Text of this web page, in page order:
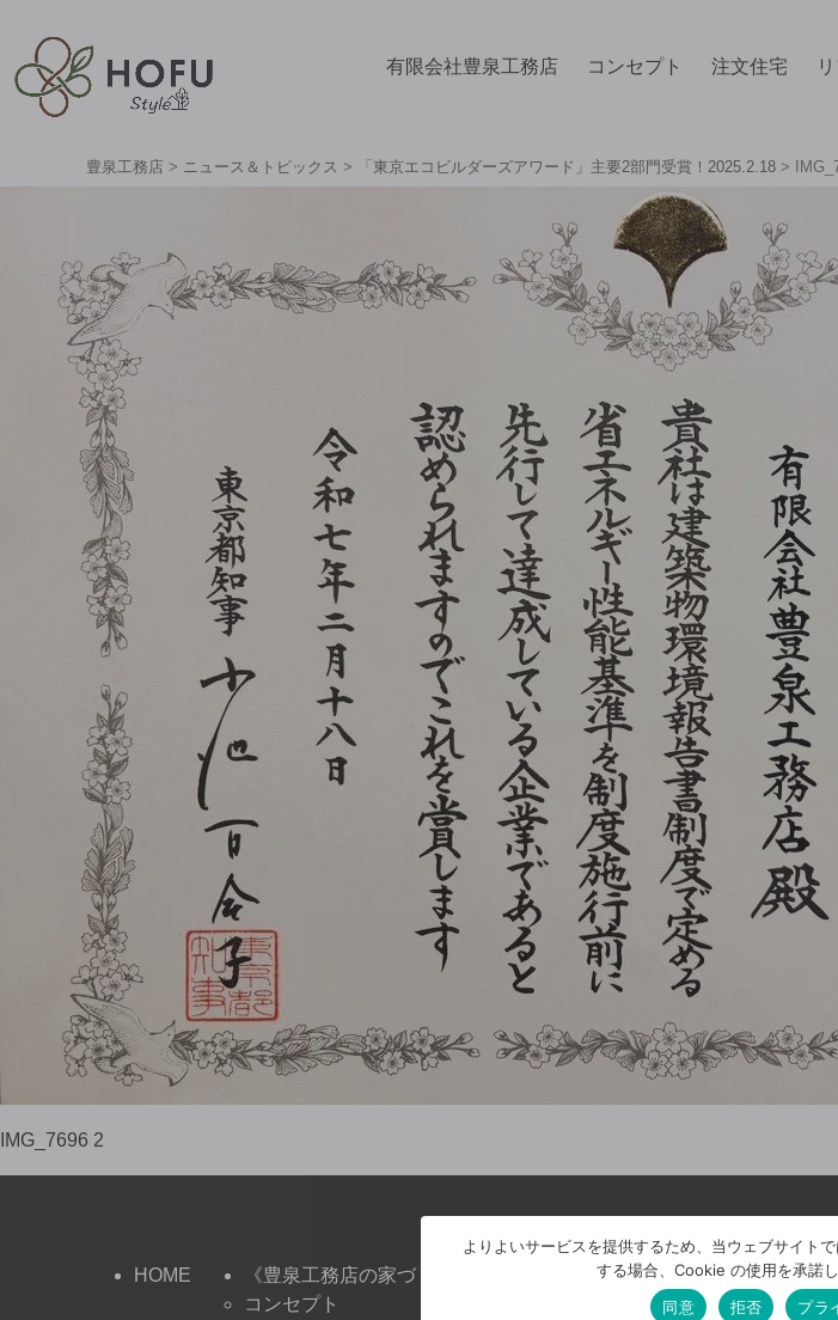
有限会社豊泉工務店 コンセプト 注文住宅
豊泉工務店 > ニュース＆トピックス > 「東京エコビルダーズアワード」主要2部門受賞！2025.2.18 >
IMG_7696 2
HOME
《豊泉工務店の家づくり》
コンセプト
《豊泉工務店の情報》
ニュース＆トピックス
《豊
会社
よりよいサービスを提供するため、当ウェブサイト
する場合、Cookie の使用を承諾
同意
拒否 プラ